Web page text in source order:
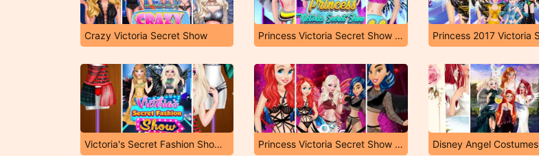
Crazy Victoria Secret Show Princess Victoria Secret Show 2017
Victoria's Secret Fashion Show 2018 Princess Victoria Secret Show 2016 Disney Angel Costumes